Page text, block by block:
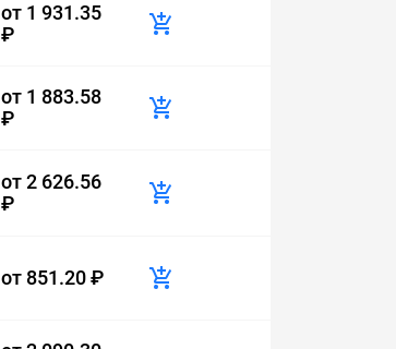
от 1 931.35
₽
от 1 883.58
₽
от2 626.56
₽
от 851.20 ₽